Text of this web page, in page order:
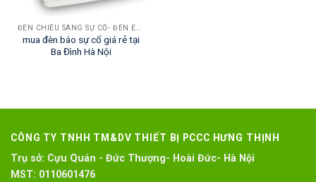
mua đèn báo sự cố giá rẻ tại
Ba Đình Hà Nội
CÔNG TY TNHH TM&DV THIẾT BỊ PCCC HƯNG THỊNH
Trụ sở: Cựu Quán - Đức Thượng- Hoài Đức- Hà Nội
MST: 0110601476